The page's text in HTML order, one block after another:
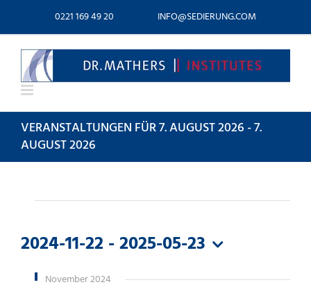
0221 169 49 20 INFO@SEDIERUNG.COM
VERANSTALTUNGEN FÜR 7. AUGUST 2026 - 7.
AUGUST 2026
2024-11-22 - 2025-05-23
Datum
wählen.
November 2024